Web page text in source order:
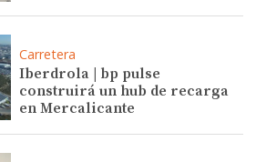
Carretera
Iberdrola | bp pulse
construirá un hub de recarga
en Mercalicante